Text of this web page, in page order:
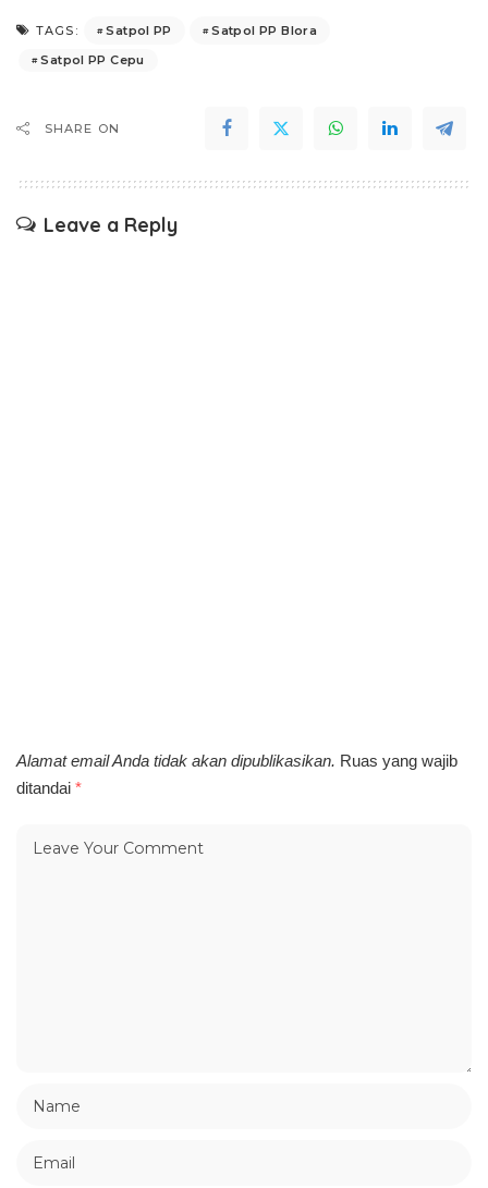
TAGS: Satpol PP
Satpol PP Blora
Satpol PP Cepu
SHARE ON
Leave a Reply
Alamat email Anda tidak akan dipublikasikan. Ruas yang wajib
ditandai *